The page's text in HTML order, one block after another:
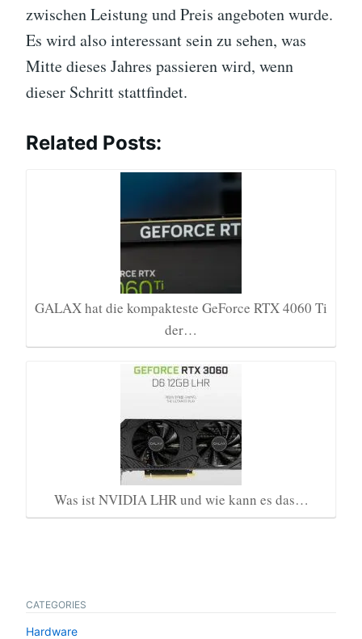
zwischen Leistung und Preis angeboten wurde.
Es wird also interessant sein zu sehen, was
Mitte dieses Jahres passieren wird, wenn
dieser Schritt stattfindet.
Related Posts:
GALAX hat die kompakteste GeForce RTX 4060 Ti
der…
Was ist NVIDIA LHR und wie kann es das…
CATEGORIES
Hardware